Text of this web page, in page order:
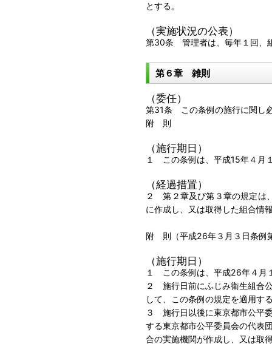
とする。
（実施状況の公表）
第30条 管理者は、毎年１回、
第６章 雑則
（委任）
第31条 この条例の施行に関し
附 則
（施行期日）
１ この条例は、平成15年４月
（経過措置）
２ 第２章及び第３章の規定は
に作成し、又は取得した組合情
附 則（平成26年３月３日条例
（施行期日）
１ この条例は、平成26年４月
２ 施行日前にふじみ衛生組合
して、この条例の規定を適用す
３ 施行日以後に東京都市公平
する東京都市公平委員会の代表
合の実施機関が作成し、又は取